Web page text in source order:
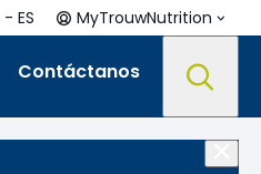
Contáctanos
ES MyTrouwNutrition